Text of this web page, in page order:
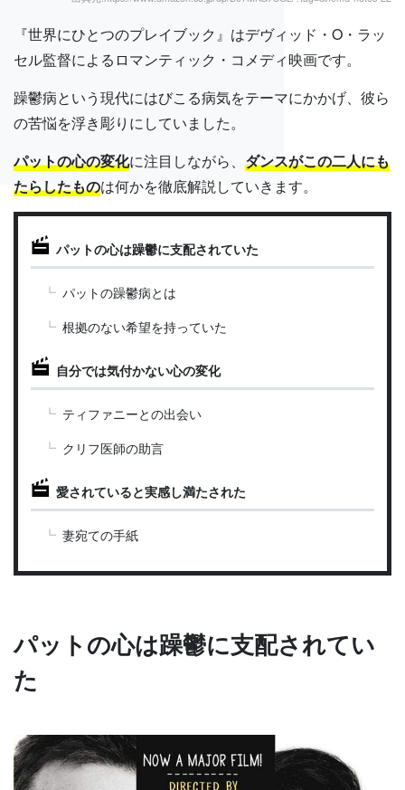
『世界にひとつのプレイブック』はデヴィッド・O・ラッ
セル監督によるロマンティック・コメディ映画です。
躁鬱病という現代にはびこる病気をテーマにかかげ、彼ら
の苦悩を浮き彫りにしていました。
パットの心の変化に注目しながら、 ダンスがこの二人にも
たらしたものは何かを徹底解説していきます。
パットの心は躁鬱に支配されていた
パットの躁鬱病とは
根拠のない希望を持っていた
自分では気付かない心の変化
ティファニーとの出会い
クリフ医師の助言
愛されていると実感し満たされた
妻宛ての手紙
パットの心は躁鬱に支配されてい
た